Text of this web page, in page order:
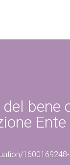
bene